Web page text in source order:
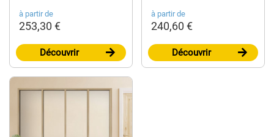
à partir de
253,30 €
Découvrir
à partir de
240,60 €
Découvrir